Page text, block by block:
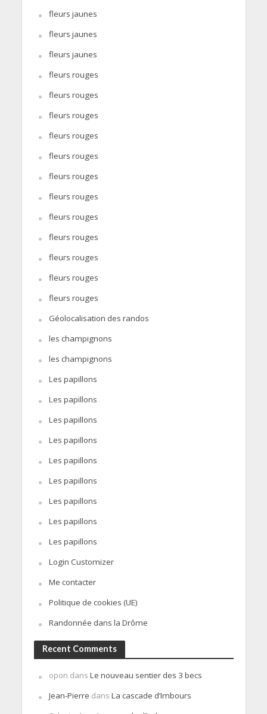
fleurs jaunes
fleurs jaunes
fleurs jaunes
fleurs rouges
fleurs rouges
fleurs rouges
fleurs rouges
fleurs rouges
fleurs rouges
fleurs rouges
fleurs rouges
fleurs rouges
fleurs rouges
fleurs rouges
fleurs rouges
Géolocalisation des randos
les champignons
les champignons
Les papillons
Les papillons
Les papillons
Les papillons
Les papillons
Les papillons
Les papillons
Les papillons
Les papillons
Login Customizer
Me contacter
Politique de cookies (UE)
Randonnée dans la Drôme
Recent Comments
opon dans Le nouveau sentier des 3 becs
Jean-Pierre dans La cascade d’Imbours